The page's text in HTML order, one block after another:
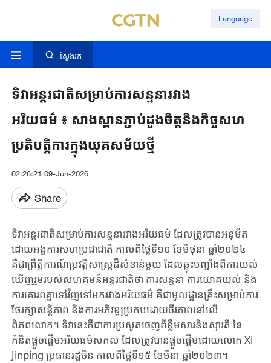
Language
ស្វែងរក
ទិវាអន្តរជាតិសម្រាប់ការសន្ទនារវាង
អរិយធម៌ ៖ សាងស្ពានភ្ជាប់ដួងចិត្តនិងកិច្ចសហ
ប្រតិបតិ្តការក្នុងយុគសម័យថ្មី
02:26:21 09-Jun-2026
Share
ទិវាអន្តរជាតិសម្រាប់ការសន្ទនារវាងអរិយធម៌ ដែលត្រូវបានអនុម័ត
ដោយអង្គការសហប្រជាជាតិ កាលពីថ្ងៃទី១០ ខែមិថុនា ឆ្នាំ២០២៤
គឺជាព្រឹត្តិការណ៍ប្រវត្តិសាស្ត្រដ៏សំខាន់មួយ ដែលឆ្លុះបញ្ចាំងពីការយល់
ឃើញរួមរបស់សហគមន៍អន្តរជាតិថា ការសន្ទនា ការយោគយល់​ និង
ការគោរពគ្នាទៅវិញទៅមករវាងអរិយធម៌ គឺជាមូលដ្ឋានគ្រឹះសម្រាប់ការ
ថែរក្សាសន្តិភាព និងការអភិវឌ្ឍប្រកបដោយចីរភាពនៅលើ
ពិភពលោក។ ទិវានេះគឺជាការប្រសូតចេញពីខ្លឹមសារនិងស្មារតី នៃ
គំនិតផ្ដួចផ្ដើមអរិយធម៌សកល ដែលត្រូវបានផ្តួចផ្តើមដោយលោក Xi
Jinping ប្រធានរដ្ឋចិន កាលពីថ្ងៃទី១៥ ខែមីនា ឆ្នាំ២០២៣។